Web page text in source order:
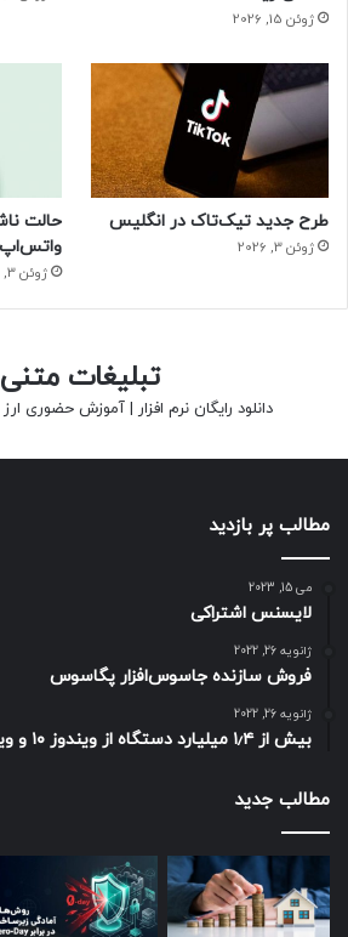
مناسب‌ترین قیمت در سریع‌ترین زمان پیدا
پس همین حالا برای سفر خود برنامه‌ریزی
هوشمندانه، تعطیلاتی به‌یادماندنی و
کیش تجربه کنید.
حتما بخوانید :
هدفون جدید مون‌دراپ
۴۸ ساعت موسیقی پخش می‌کند
منبع : زومیت
ژوئن 15, 2026
طرح جدید تیک‌تاک در انگلیس
ژوئن 3, 2026
ژوئن 3, 2026
تبلیغات
دانلود رایگان نرم افزار | آموزش حضوری ارز
مطالب پر بازدید
می 15, 2023
لایسنس اشتراکی
ژانویه 26, 2022
فروش سازنده جاسوس‌افزار پگاسوس
ژانویه 26, 2022
بیش از ۱٫۴ میلیارد دستگاه از ویندوز ۱۰ و ویندوز ۱۱ استفاده می‌کنند
مطالب جدید